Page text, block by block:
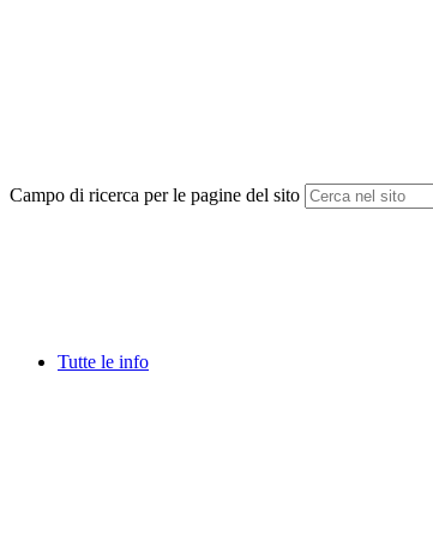
Campo di ricerca per le pagine del sito
Tutte le info